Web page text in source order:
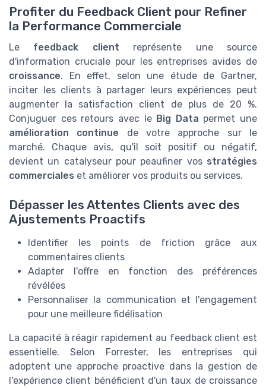
Profiter du Feedback Client pour Refiner
la Performance Commerciale
Le feedback client représente une source
d'information cruciale pour les entreprises avides de
croissance. En effet, selon une étude de Gartner,
inciter les clients à partager leurs expériences peut
augmenter la satisfaction client de plus de 20 %.
Conjuguer ces retours avec le Big Data permet une
amélioration continue de votre approche sur le
marché. Chaque avis, qu'il soit positif ou négatif,
devient un catalyseur pour peaufiner vos stratégies
commerciales et améliorer vos produits ou services.
Dépasser les Attentes Clients avec des
Ajustements Proactifs
Identifier les points de friction grâce aux
commentaires clients
Adapter l'offre en fonction des préférences
révélées
Personnaliser la communication et l'engagement
pour une meilleure fidélisation
La capacité à réagir rapidement au feedback client est
essentielle. Selon Forrester, les entreprises qui
adoptent une approche proactive dans la gestion de
l'expérience client bénéficient d'un taux de croissance